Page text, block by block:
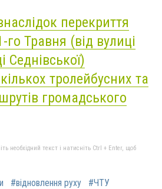
наслідок перекриття
го Травня (від вулиці
Седнівської)
тролейбусних та
громадського
необхідний текст і натисніть Ctrl + Enter, щоб
#відновлення руху #ЧТУ